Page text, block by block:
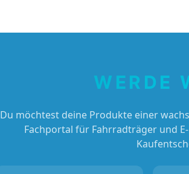
WERDE
Du möchtest deine Produkte einer
Fachportal für Fahrradträger und